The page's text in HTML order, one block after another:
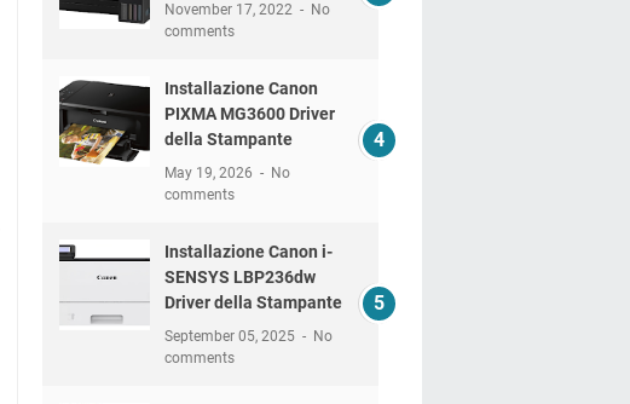
November 17, 2022
No
comments
Installazione Canon
PIXMA MG3600 Driver
della Stampante
May 19, 2026
No
comments
Installazione Canon i-
SENSYS LBP236dw
Driver della Stampante
September 05, 2025
No
comments